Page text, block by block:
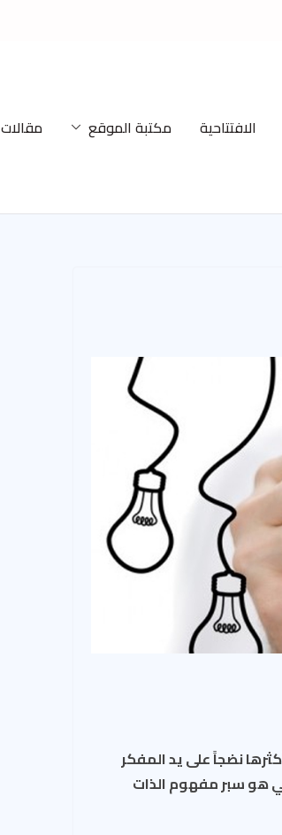
الافتتاحية مكتبة الموقع مقالات
نضجاً على يد المفكر
هو سبر مفهوم الذات